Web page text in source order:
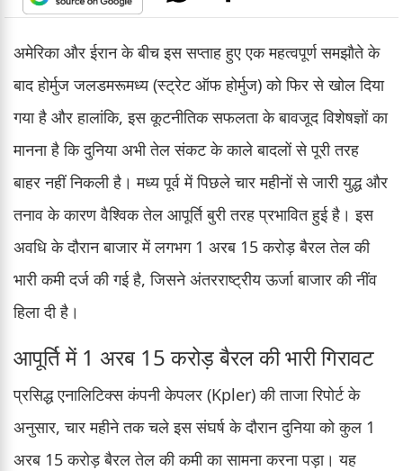
अमेरिका और ईरान के बीच इस सप्ताह हुए एक महत्वपूर्ण समझौते के
बाद होर्मुज जलडमरूमध्य (स्ट्रेट ऑफ होर्मुज) को फिर से खोल दिया
गया है और हालांकि, इस कूटनीतिक सफलता के बावजूद विशेषज्ञों का
मानना है कि दुनिया अभी तेल संकट के काले बादलों से पूरी तरह
बाहर नहीं निकली है। मध्य पूर्व में पिछले चार महीनों से जारी युद्ध और
तनाव के कारण वैश्विक तेल आपूर्ति बुरी तरह प्रभावित हुई है। इस
अवधि के दौरान बाजार में लगभग 1 अरब 15 करोड़ बैरल तेल की
भारी कमी दर्ज की गई है, जिसने अंतरराष्ट्रीय ऊर्जा बाजार की नींव
हिला दी है।
आपूर्ति में 1 अरब 15 करोड़ बैरल की भारी गिरावट
प्रसिद्ध एनालिटिक्स कंपनी केपलर (Kpler) की ताजा रिपोर्ट के
अनुसार, चार महीने तक चले इस संघर्ष के दौरान दुनिया को कुल 1
अरब 15 करोड़ बैरल तेल की कमी का सामना करना पड़ा। यह